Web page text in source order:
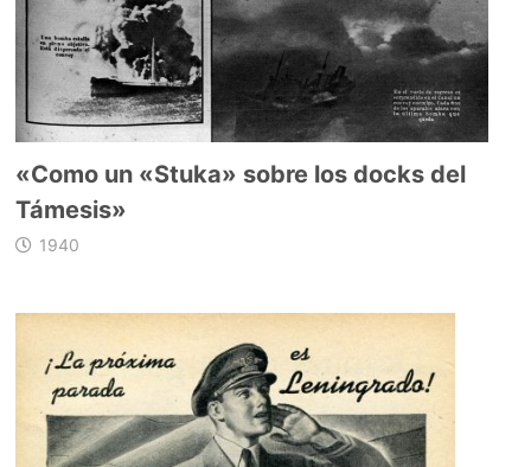
«Como un «Stuka» sobre los docks del
Támesis»
1940